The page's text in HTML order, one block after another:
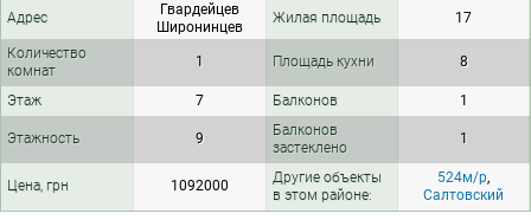
Адрес
Гвардейцев
Широнинцев
Жилая площадь 17
Количество
комнат
1 Площадь кухни 8
Этаж 7 Балконов 1
Этажность 9
Балконов
застеклено
1
Цена, грн 1092000
Другие объекты
в этом районе:
524м/р,
Салтовский